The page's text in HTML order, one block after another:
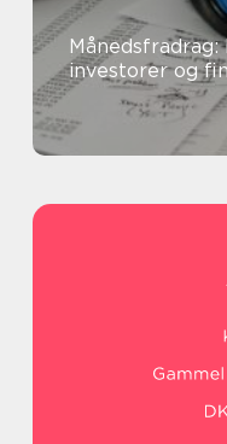
investorer og